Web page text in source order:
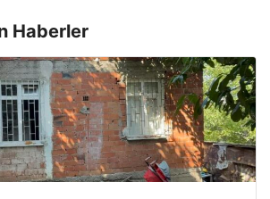
Haberler